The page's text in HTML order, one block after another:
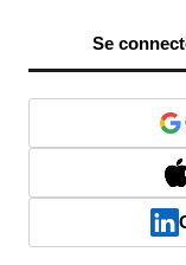
Se